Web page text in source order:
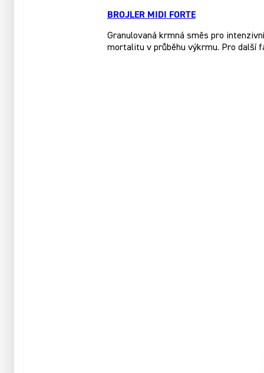
BROJLER MIDI FORTE
Granulovaná krmná směs pro
mortalitu v průběhu výkrmu. Pro další